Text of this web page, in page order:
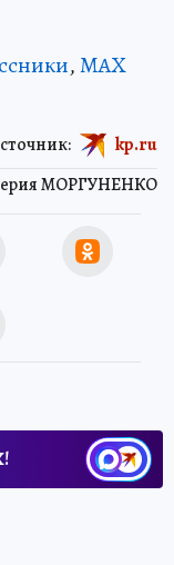
,MAX
МОРГУНЕНКО
kp.ru